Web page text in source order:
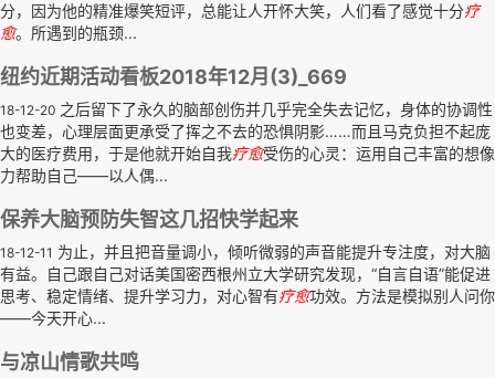
分，因为他的精准爆笑短评，总能让人开怀大笑，人们看了感觉十分疗
愈。所遇到的瓶颈...
纽约近期活动看板2018年12月(3)_669
18-12-20 之后留下了永久的脑部创伤并几乎完全失去记忆，身体的协调性
也变差，心理层面更承受了挥之不去的恐惧阴影……而且马克负担不起庞
大的医疗费用，于是他就开始自我疗愈受伤的心灵：运用自己丰富的想像
力帮助自己——以人偶...
保养大脑预防失智这几招快学起来
18-12-11 为止，并且把音量调小，倾听微弱的声音能提升专注度，对大脑
有益。自己跟自己对话美国密西根州立大学研究发现，“自言自语”能促进
思考、稳定情绪、提升学习力，对心智有疗愈功效。方法是模拟别人问你
——今天开心...
与凉山情歌共鸣